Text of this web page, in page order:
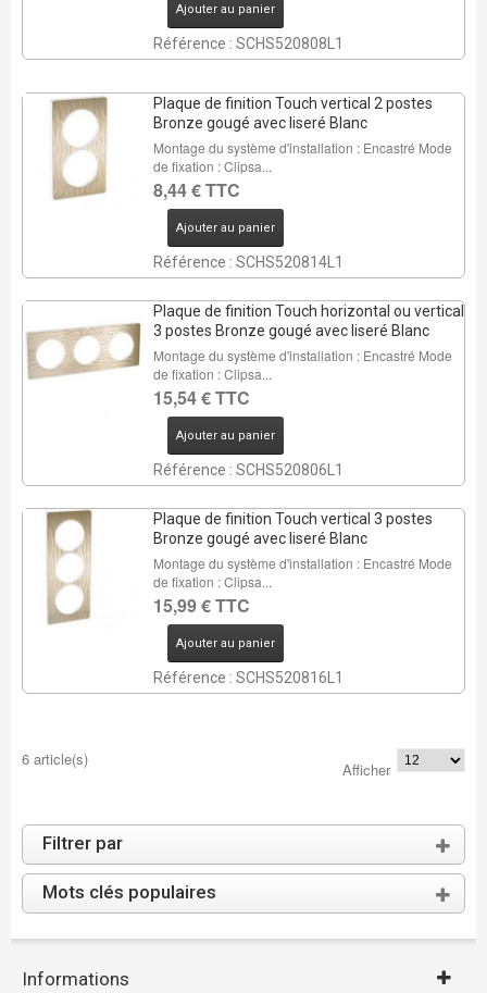
Ajouter au panier
Référence : SCHS520808L1
Plaque de finition Touch vertical 2 postes
Bronze gougé avec liseré Blanc
Montage du système d'installation : Encastré Mode
de fixation : Clipsa...
8,44 € TTC
Ajouter au panier
Référence : SCHS520814L1
Plaque de finition Touch horizontal ou vertical
3 postes Bronze gougé avec liseré Blanc
Montage du système d'installation : Encastré Mode
de fixation : Clipsa...
15,54 € TTC
Ajouter au panier
Référence : SCHS520806L1
Plaque de finition Touch vertical 3 postes
Bronze gougé avec liseré Blanc
Montage du système d'installation : Encastré Mode
de fixation : Clipsa...
15,99 € TTC
Ajouter au panier
Référence : SCHS520816L1
6 article(s)
Afficher
Filtrer par
Mots clés populaires
Informations